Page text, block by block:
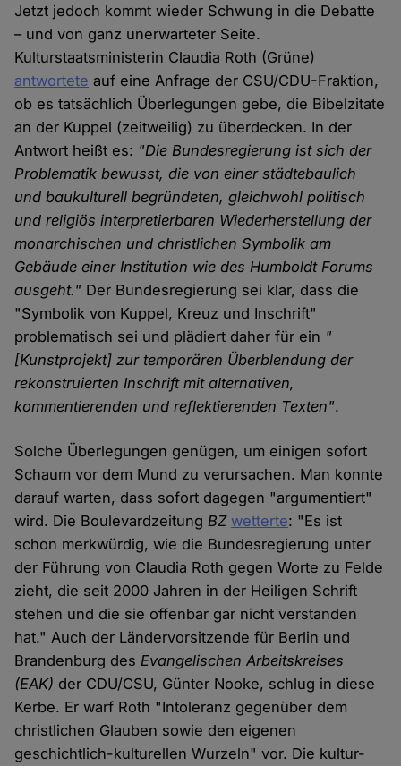
Jetzt jedoch kommt wieder Schwung in die Debatte
– und von ganz unerwarteter Seite.
Kulturstaatsministerin Claudia Roth (Grüne)
antwortete auf eine Anfrage der CSU/CDU-Fraktion,
ob es tatsächlich Überlegungen gebe, die Bibelzitate
an der Kuppel (zeitweilig) zu überdecken. In der
Antwort heißt es: "Die Bundesregierung ist sich der
Problematik bewusst, die von einer städtebaulich
und baukulturell begründeten, gleichwohl politisch
und religiös interpretierbaren Wiederherstellung der
monarchischen und christlichen Symbolik am
Gebäude einer Institution wie des Humboldt Forums
ausgeht." Der Bundesregierung sei klar, dass die
"Symbolik von Kuppel, Kreuz und Inschrift"
problematisch sei und plädiert daher für ein "
[Kunstprojekt] zur temporären Überblendung der
rekonstruierten Inschrift mit alternativen,
kommentierenden und reflektierenden Texten".
Solche Überlegungen genügen, um einigen sofort
Schaum vor dem Mund zu verursachen. Man konnte
darauf warten, dass sofort dagegen "argumentiert"
wird. Die Boulevardzeitung BZ wetterte: "Es ist
schon merkwürdig, wie die Bundesregierung unter
der Führung von Claudia Roth gegen Worte zu Felde
zieht, die seit 2000 Jahren in der Heiligen Schrift
stehen und die sie offenbar gar nicht verstanden
hat." Auch der Ländervorsitzende für Berlin und
Brandenburg des Evangelischen Arbeitskreises
(EAK) der CDU/CSU, Günter Nooke, schlug in diese
Kerbe. Er warf Roth "Intoleranz gegenüber dem
christlichen Glauben sowie den eigenen
geschichtlich-kulturellen Wurzeln" vor. Die kultur-